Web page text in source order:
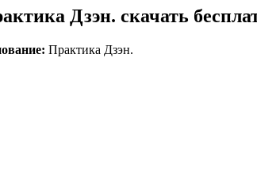
Дзэн. скачать
Практика Дзэн.